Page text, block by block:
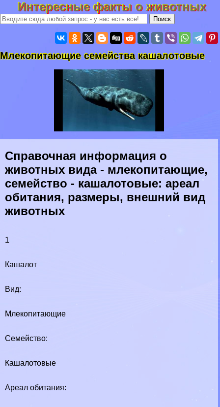
Интересные факты о животных
Млекопитающие семейства кашалотовые
Справочная информация о
животных вида - млекопитающие,
семейство - кашалотовые: ареал
обитания, размеры, внешний вид
животных
1
Кашалот
Вид:
Млекопитающие
Семейство:
Кашалотовые
Ареал обитания: